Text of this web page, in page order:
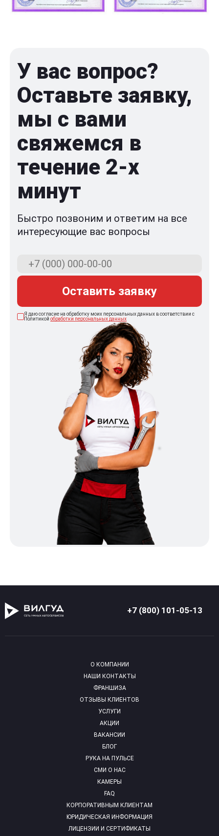
У вас вопрос?
Оставьте заявку,
мы с вами
свяжемся в
течение 2-x
минут
Быстро позвоним и ответим на все
интересующие вас вопросы
Оставить заявку
Я даю согласие на обработку моих персональных данных в соответствии с
Политикой обработки персональных данных
+7 (800) 101-05-13
О КОМПАНИИ
НАШИ КОНТАКТЫ
ФРАНШИЗА
ОТЗЫВЫ КЛИЕНТОВ
УСЛУГИ
АКЦИИ
ВАКАНСИИ
БЛОГ
РУКА НА ПУЛЬСЕ
СМИ О НАС
КАМЕРЫ
FAQ
КОРПОРАТИВНЫМ КЛИЕНТАМ
ЮРИДИЧЕСКАЯ ИНФОРМАЦИЯ
ЛИЦЕНЗИИ И СЕРТИФИКАТЫ